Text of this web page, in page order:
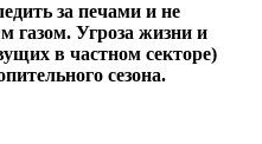
за печами и не
газом. Угроза жизни и
в частном секторе)
сезона.